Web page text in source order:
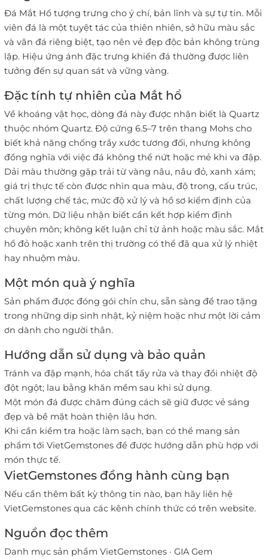
Đá Mắt Hổ tượng trưng cho ý chí, bản lĩnh và sự tự tin. Mỗi
viên đá là một tuyệt tác của thiên nhiên, sở hữu màu sắc
và vân đá riêng biệt, tạo nên vẻ đẹp độc bản không trùng
lặp. Hiệu ứng ánh đặc trưng khiến đá thường được liên
tưởng đến sự quan sát và vững vàng.
Đặc tính tự nhiên của Mắt hổ
Về khoáng vật học, dòng đá này được nhận biết là Quartz
thuộc nhóm Quartz. Độ cứng 6.5–7 trên thang Mohs cho
biết khả năng chống trầy xước tương đối, nhưng không
đồng nghĩa với việc đá không thể nứt hoặc mẻ khi va đập.
Dải màu thường gặp trải từ vàng nâu, nâu đỏ, xanh xám;
giá trị thực tế còn được nhìn qua màu, độ trong, cấu trúc,
chất lượng chế tác, mức độ xử lý và hồ sơ kiểm định của
từng món. Dữ liệu nhận biết cần kết hợp kiểm định
chuyên môn; không kết luận chỉ từ ảnh hoặc màu sắc. Mắt
hổ đỏ hoặc xanh trên thị trường có thể đã qua xử lý nhiệt
hay nhuộm màu.
Một món quà ý nghĩa
Sản phẩm được đóng gói chỉn chu, sẵn sàng để trao tặng
trong những dịp sinh nhật, kỷ niệm hoặc như một lời cảm
ơn dành cho người thân.
Hướng dẫn sử dụng và bảo quản
Tránh va đập mạnh, hóa chất tẩy rửa và thay đổi nhiệt độ
đột ngột; lau bằng khăn mềm sau khi sử dụng.
Một món đá được chăm đúng cách sẽ giữ được vẻ sáng
đẹp và bề mặt hoàn thiện lâu hơn.
Khi cần kiểm tra hoặc làm sạch, bạn có thể mang sản
phẩm tới VietGemstones để được hướng dẫn phù hợp với
món thực tế.
VietGemstones đồng hành cùng bạn
Nếu cần thêm bất kỳ thông tin nào, bạn hãy liên hệ
VietGemstones qua các kênh chính thức có trên website.
Nguồn đọc thêm
Danh mục sản phẩm VietGemstones · GIA Gem